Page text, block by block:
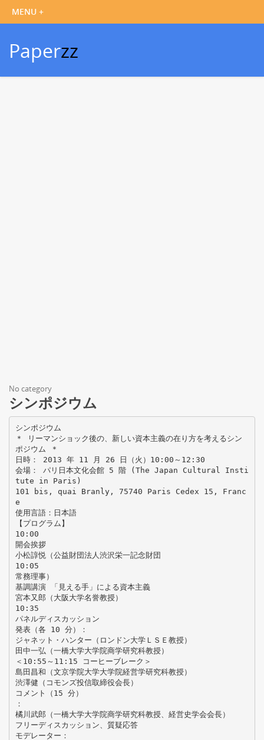
Paperzz
No category
シンポジウム
シンポジウム
＊ リーマンショック後の、新しい資本主義の在り方を考えるシン
ポジウム ＊
日時： 2013 年 11 月 26 日（火）10:00～12:30
会場： パリ日本文化会館 5 階 (The Japan Cultural Insti
tute in Paris)
101 bis, quai Branly, 75740 Paris Cedex 15, Franc
e
使用言語：日本語
【プログラム】
10:00
開会挨拶
小松諄悦（公益財団法人渋沢栄一記念財団
10:05
常務理事）
基調講演 「見える手」による資本主義
宮本又郎（大阪大学名誉教授）
10:35
パネルディスカッション
発表（各 10 分）：
ジャネット・ハンター（ロンドン大学ＬＳＥ教授）
田中一弘（一橋大学大学院商学研究科教授）
＜10:55～11:15 コーヒーブレーク＞
島田昌和（文京学院大学大学院経営学研究科教授）
渋澤健（コモンズ投信取締役会長）
コメント（15 分）
：
橘川武郎（一橋大学大学院商学研究科教授、経営史学会会長）
フリーディスカッション、質疑応答
モデレーター：